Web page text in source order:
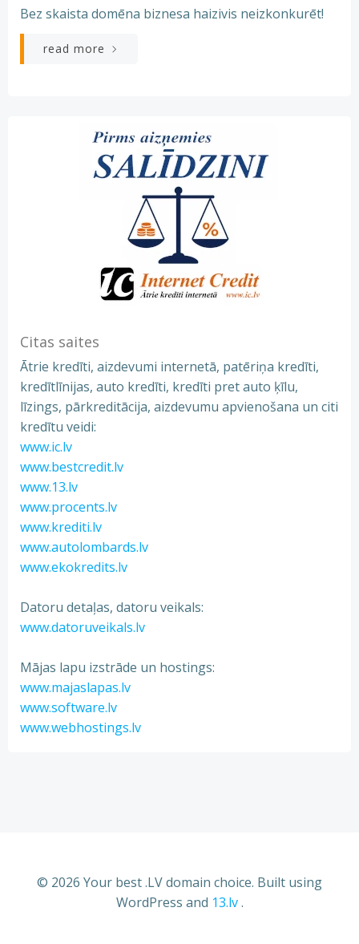
Bez skaista domēna biznesa haizivis neizkonkurēt!
read more
Citas saites
Ātrie kredīti, aizdevumi internetā, patēriņa kredīti,
kredītlīnijas, auto kredīti, kredīti pret auto ķīlu,
līzings, pārkreditācija, aizdevumu apvienošana un citi
kredītu veidi:
www.ic.lv
www.bestcredit.lv
www.13.lv
www.procents.lv
www.krediti.lv
www.autolombards.lv
www.ekokredits.lv
Datoru detaļas, datoru veikals:
www.datoruveikals.lv
Mājas lapu izstrāde un hostings:
www.majaslapas.lv
www.software.lv
www.webhostings.lv
© 2026 Your best .LV domain choice. Built using
WordPress and 13.lv.